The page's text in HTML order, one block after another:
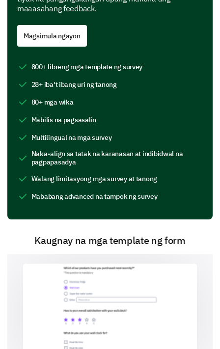
How likely are you to recommend our services
Very likely
Likely
Neutral
Unlikely
Very unlikely
1 2 3 4
Professionalism
Response Time
Value for Money
Overall Satisfaction
maaasahang feedback.
Magsimula ngayon
800+ libreng mga template ng survey
28+ iba't ibang uri ng tanong
80+ mga wika
Mabilis na pagsasalin
Multilingual na mga survey
Naka-align sa tatak na karanasan at indibidwal na
pagpapasadya
Walang limitasyong mga survey at tanong
Mababang advanced na tampok ng survey
Kaugnay na mga template ng form